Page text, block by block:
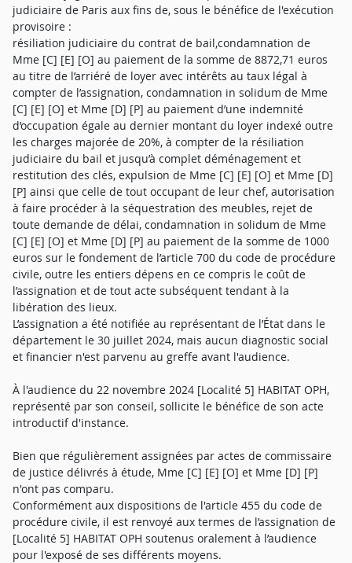
judiciaire de Paris aux fins de, sous le bénéfice de l'exécution
provisoire :
résiliation judiciaire du contrat de bail,condamnation de
Mme [C] [E] [O] au paiement de la somme de 8872,71 euros
au titre de l’arriéré de loyer avec intérêts au taux légal à
compter de l’assignation, condamnation in solidum de Mme
[C] [E] [O] et Mme [D] [P] au paiement d’une indemnité
d’occupation égale au dernier montant du loyer indexé outre
les charges majorée de 20%, à compter de la résiliation
judiciaire du bail et jusqu’à complet déménagement et
restitution des clés, expulsion de Mme [C] [E] [O] et Mme [D]
[P] ainsi que celle de tout occupant de leur chef, autorisation
à faire procéder à la séquestration des meubles, rejet de
toute demande de délai, condamnation in solidum de Mme
[C] [E] [O] et Mme [D] [P] au paiement de la somme de 1000
euros sur le fondement de l’article 700 du code de procédure
civile, outre les entiers dépens en ce compris le coût de
l’assignation et de tout acte subséquent tendant à la
libération des lieux.
L’assignation a été notifiée au représentant de l’État dans le
département le 30 juillet 2024, mais aucun diagnostic social
et financier n'est parvenu au greffe avant l'audience.
À l'audience du 22 novembre 2024 [Localité 5] HABITAT OPH,
représenté par son conseil, sollicite le bénéfice de son acte
introductif d'instance.
Bien que régulièrement assignées par actes de commissaire
de justice délivrés à étude, Mme [C] [E] [O] et Mme [D] [P]
n'ont pas comparu.
Conformément aux dispositions de l'article 455 du code de
procédure civile, il est renvoyé aux termes de l’assignation de
[Localité 5] HABITAT OPH soutenus oralement à l’audience
pour l'exposé de ses différents moyens.